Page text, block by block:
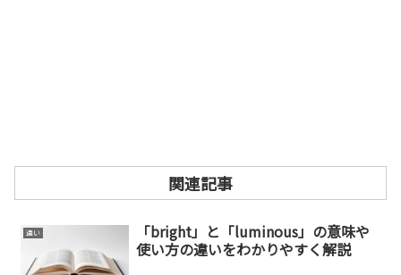
関連記事
違い
「bright」と「luminous」の意味や
使い方の違いをわかりやすく解説